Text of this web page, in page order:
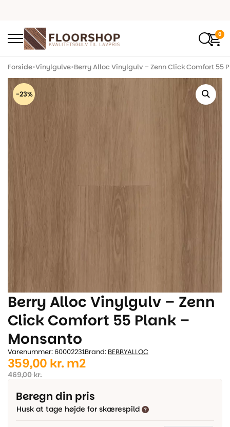
0
Forside•Vinylgulve•Berry Alloc Vinylgulv – Zenn Click Comfort 55
-23%
Berry Alloc Vinylgulv – Zenn
Click Comfort 55 Plank –
Monsanto
Varenummer: 60002231Brand: BERRYALLOC
469,00kr.
Den
oprindelige
pris
var:
359,00 kr.
Den
aktuelle
pris
er:
m2
Beregn din pris
Husk at tage højde for skærespild